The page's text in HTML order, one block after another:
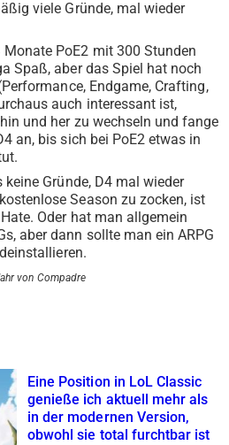
viele Gründe, mal wieder
Monate PoE2 mit 300 Stunden
Spaß, aber das Spiel hat noch
Endgame, Crafting,
auch interessant ist,
und her zu wechseln und fange
an, bis sich bei PoE2 etwas in
Gründe, D4 mal wieder
Season zu zocken, ist
Oder hat man allgemein
aber dann sollte man ein ARPG
von Compadre
Eine Position in LoL Classic
genieße ich aktuell mehr als
in der modernen Version,
obwohl sie total furchtbar ist